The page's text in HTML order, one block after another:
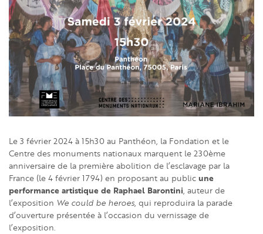
Le 3 février 2024 à 15h30 au Panthéon, la Fondation et le
Centre des monuments nationaux marquent le 230ème
anniversaire de la première abolition de l’esclavage par la
France (le 4 février 1794) en proposant au public une
performance artistique de Raphael Barontini, auteur de
l’exposition We could be heroes, qui reproduira la parade
d’ouverture présentée à l’occasion du vernissage de
l’exposition.